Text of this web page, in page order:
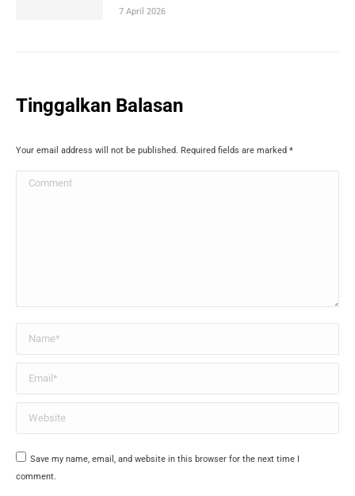
7 April 2026
Tinggalkan Balasan
Your email address will not be published. Required fields are marked *
Comment
Email *
Website
Save my name, email, and website in this browser for the next time I
comment.